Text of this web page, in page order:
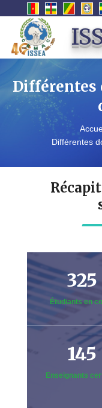
Différentes
Différentes
325
Étudiants en
145
Enseignants